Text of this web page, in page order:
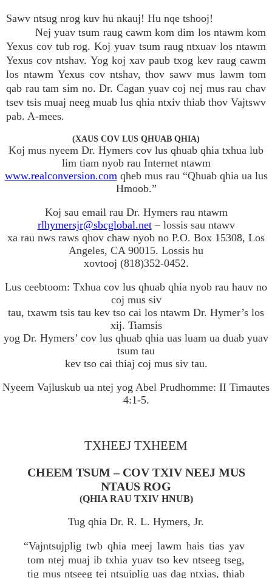
Sawv ntsug nrog kuv hu nkauj! Hu nqe tshooj!
Nej yuav tsum raug cawm kom dim los ntawm kom
Yexus cov tub rog. Koj yuav tsum raug ntxuav los ntawm
Yexus cov ntshav. Yog koj xav paub txog kev raug cawm
los ntawm Yexus cov ntshav, thov sawv mus lawm tom
qab rau tam sim no. Dr. Cagan yuav coj nej mus rau chav
tsev tsis muaj neeg muab lus qhia ntxiv thiab thov Vajtswv
pab. A-mees.
(XAUS COV LUS QHUAB QHIA)
Koj mus nyeem Dr. Hymers cov lus qhuab qhia txhua lub
lim tiam nyob rau Internet ntawm
www.realconversion.comqheb mus rau “Qhuab qhia ua lus
Hmoob.”
Koj sau email rau Dr. Hymers rau ntawm
rlhymersjr@sbcglobal.net– lossis sau ntawv
xa rau nws raws qhov chaw nyob no P.O. Box 15308, Los
Angeles, CA 90015. Lossis hu
xovtooj (818)352-0452.
Lus ceebtoom: Txhua cov lus qhuab qhia nyob rau hauv no
coj mus siv
tau, txawm tsis tau kev tso cai los ntawm Dr. Hymer’s los
xij. Tiamsis
yog Dr. Hymers’ cov lus qhuab qhia uas luam ua duab yuav
tsum tau
kev tso cai thiaj coj mus siv tau.
Nyeem Vajluskub ua ntej yog Abel Prudhomme: II Timautes
4:1-5.
TXHEEJ TXHEEM
CHEEM TSUM – COV TXIV NEEJ MUS
NTAUS ROG
(QHIA RAU TXIV HNUB)
Tug qhia Dr. R. L. Hymers, Jr.
“Vajntsujplig twb qhia meej lawm hais tias yav
tom ntej muaj ib txhia yuav tso kev ntseeg tseg,
tig mus ntseeg tej ntsujplig uas dag ntxias, thiab